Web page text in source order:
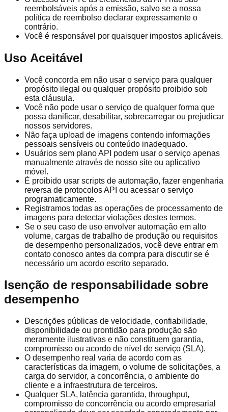
reembolsáveis após a emissão, salvo se a nossa
política de reembolso declarar expressamente o
contrário.
Você é responsável por quaisquer impostos aplicáveis.
Uso Aceitável
Você concorda em não usar o serviço para qualquer
propósito ilegal ou qualquer propósito proibido sob
esta cláusula.
Você não pode usar o serviço de qualquer forma que
possa danificar, desabilitar, sobrecarregar ou prejudicar
nossos servidores.
Não faça upload de imagens contendo informações
pessoais sensíveis ou conteúdo inadequado.
Usuários sem plano API podem usar o serviço apenas
manualmente através de nosso site ou aplicativo
móvel.
É proibido usar scripts de automação, fazer engenharia
reversa de protocolos API ou acessar o serviço
programaticamente.
Registramos todas as operações de processamento de
imagens para detectar violações destes termos.
Se o seu caso de uso envolver automação em alto
volume, cargas de trabalho de produção ou requisitos
de desempenho personalizados, você deve entrar em
contato conosco antes da compra para discutir se é
necessário um acordo escrito separado.
Isenção de responsabilidade sobre
desempenho
Descrições públicas de velocidade, confiabilidade,
disponibilidade ou prontidão para produção são
meramente ilustrativas e não constituem garantia,
compromisso ou acordo de nível de serviço (SLA).
O desempenho real varia de acordo com as
características da imagem, o volume de solicitações, a
carga do servidor, a concorrência, o ambiente do
cliente e a infraestrutura de terceiros.
Qualquer SLA, latência garantida, throughput,
compromisso de concorrência ou acordo empresarial